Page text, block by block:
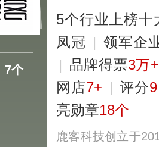
7个
5个行业上榜十
凤冠 | 领军企
| 品牌得票3万+
网店7+ | 评分9
亮勋章18个
鹿客科技创立于